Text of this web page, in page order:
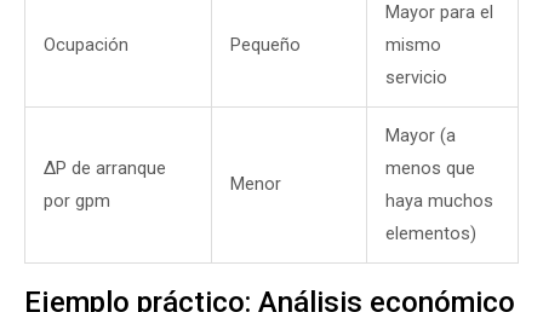
Ocupación Pequeño
Mayor para el
mismo
servicio
ΔP de arranque
por gpm
Menor
Mayor (a
menos que
haya muchos
elementos)
Ejemplo práctico: Análisis económico